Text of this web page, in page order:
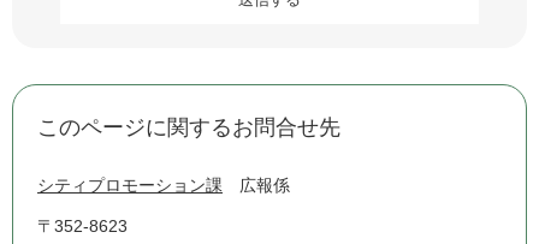
このページに関するお問合せ先
シティプロモーション課 広報係
〒352-8623